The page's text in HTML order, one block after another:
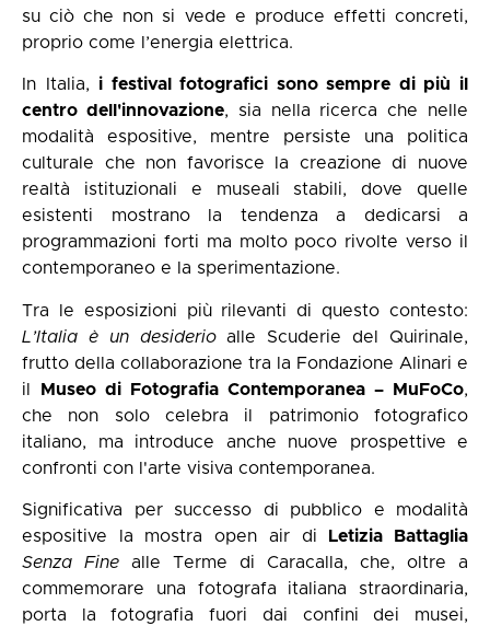
su ciò che non si vede e produce effetti concreti,
proprio come l’energia elettrica.
In Italia, i festival fotografici sono sempre di più il
centro dell'innovazione, sia nella ricerca che nelle
modalità espositive, mentre persiste una politica
culturale che non favorisce la creazione di nuove
realtà istituzionali e museali stabili, dove quelle
esistenti mostrano la tendenza a dedicarsi a
programmazioni forti ma molto poco rivolte verso il
contemporaneo e la sperimentazione.
Tra le esposizioni più rilevanti di questo contesto:
L’Italia è un desiderioalle Scuderie del Quirinale,
frutto della collaborazione tra la Fondazione Alinari e
il
Museo di Fotografia Contemporanea – MuFoCo,
che non solo celebra il patrimonio fotografico
italiano, ma introduce anche nuove prospettive e
confronti con l'arte visiva contemporanea.
Significativa per successo di pubblico e modalità
espositive la mostra open air di
Letizia Battaglia
Senza Fine alle Terme di Caracalla, che, oltre a
commemorare una fotografa italiana straordinaria,
porta la fotografia fuori dai confini dei musei,